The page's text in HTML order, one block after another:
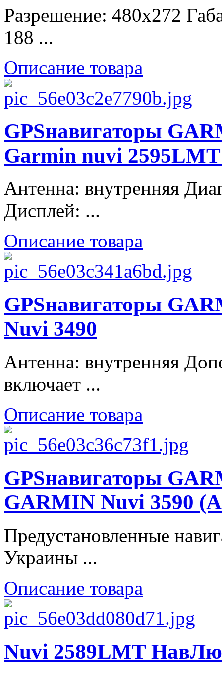
Разрешение: 480x272
188 ...
Описание товара
GPSнавигаторы
Garmin nuvi
Антенна: внутренняя
Дисплей: ...
Описание товара
GPSнавигаторы
Nuvi 3490
Антенна: внутренняя
включает ...
Описание товара
GPSнавигаторы
GARMIN Nuvi 3590
Предустановленные
Украины ...
Описание товара
Nuvi 2589LMT